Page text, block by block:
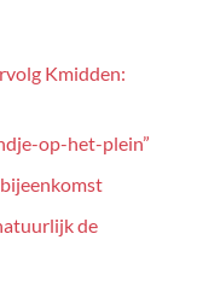
Kmidden:
op-het-plein”
de